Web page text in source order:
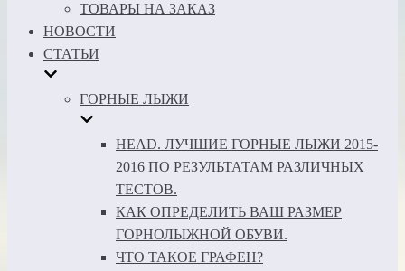
ТОВАРЫ НА ЗАКАЗ
НОВОСТИ
СТАТЬИ
ГОРНЫЕ ЛЫЖИ
HEAD. ЛУЧШИЕ ГОРНЫЕ ЛЫЖИ 2015-
2016 ПО РЕЗУЛЬТАТАМ РАЗЛИЧНЫХ
ТЕСТОВ.
КАК ОПРЕДЕЛИТЬ ВАШ РАЗМЕР
ГОРНОЛЫЖНОЙ ОБУВИ.
ЧТО ТАКОЕ ГРАФЕН?